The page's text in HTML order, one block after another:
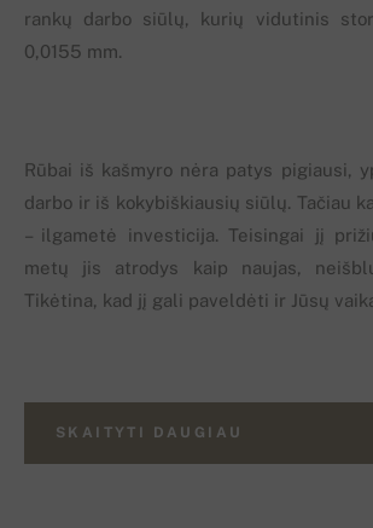
rankų darbo siūlų, kurių vidutinis
0,0155 mm.
Rūbai iš kašmyro nėra patys pigiausi,
darbo ir iš kokybiškiausių siūlų. Tačiau
– ilgametė investicija. Teisingai jį
metų jis atrodys kaip naujas,
Tikėtina, kad jį gali paveldėti ir Jūsų
SKAITYTI DAUGIAU